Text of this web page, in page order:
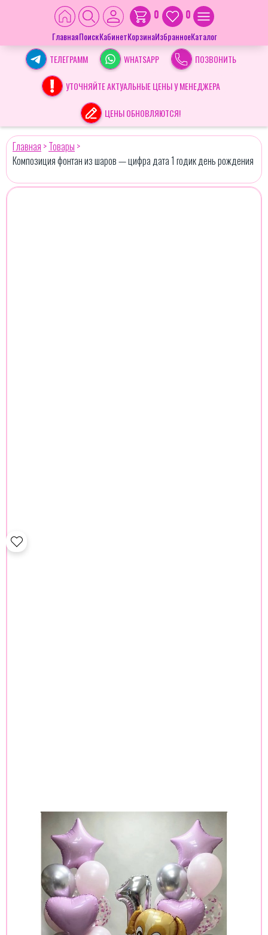
ГлавнаяПоискКабинет
0
Корзина
0
ИзбранноеКаталог
ТЕЛЕГРАММ
WHATSAPP ПОЗВОНИТЬ
УТОЧНЯЙТЕ АКТУАЛЬНЫЕ ЦЕНЫ У МЕНЕДЖЕРА
ЦЕНЫ ОБНОВЛЯЮТСЯ!
Главная >Товары >
Композиция фонтан из шаров — цифра дата 1 годик день рождения